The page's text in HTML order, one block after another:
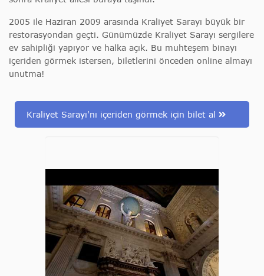
2005 ile Haziran 2009 arasında Kraliyet Sarayı büyük bir
restorasyondan geçti. Günümüzde Kraliyet Sarayı sergilere
ev sahipliği yapıyor ve halka açık. Bu muhteşem binayı
içeriden görmek istersen, biletlerini önceden online almayı
unutma!
Kraliyet Sarayı'nı içeriden görmek için bilet al